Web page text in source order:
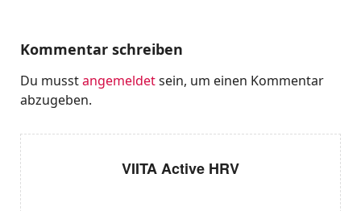
Kommentar schreiben
Du musstangemeldetsein, um einen Kommentar
abzugeben.
VIITA Active HRV